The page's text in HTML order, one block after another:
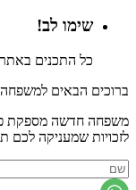
שימו לב!
כל התכנים
ברוכים הבאים
משפחה חדשה מספקת
לזכויות שמעניקה לכם